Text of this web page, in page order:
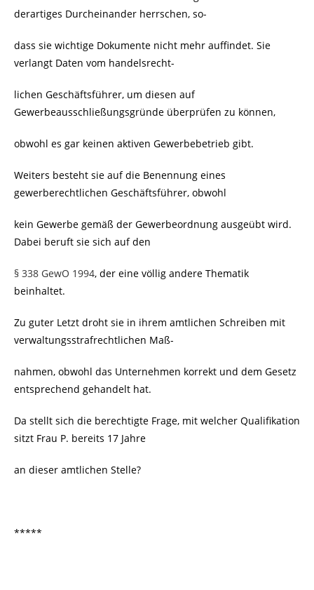
derartiges Durcheinander herrschen, so-
dass sie wichtige Dokumente nicht mehr auffindet. Sie
verlangt Daten vom handelsrecht-
lichen Geschäftsführer, um diesen auf
Gewerbeausschließungsgründe überprüfen zu können,
obwohl es gar keinen aktiven Gewerbebetrieb gibt.
Weiters besteht sie auf die Benennung eines
gewerberechtlichen Geschäftsführer, obwohl
kein Gewerbe gemäß der Gewerbeordnung ausgeübt wird.
Dabei beruft sie sich auf den
§ 338 GewO 1994, der eine völlig andere Thematik
beinhaltet.
Zu guter Letzt droht sie in ihrem amtlichen Schreiben mit
verwaltungsstrafrechtlichen Maß-
nahmen, obwohl das Unternehmen korrekt und dem Gesetz
entsprechend gehandelt hat.
Da stellt sich die berechtigte Frage, mit welcher Qualifikation
sitzt Frau P. bereits 17 Jahre
an dieser amtlichen Stelle?
*****